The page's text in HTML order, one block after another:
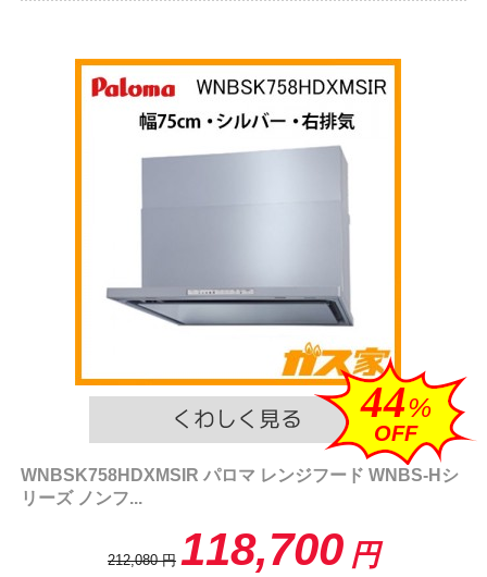
44%
OFF
WNBSK758HDXMSIR パロマ レンジフード WNBS-Hシ
リーズ ノンフ...
212,080 円 118,700 円